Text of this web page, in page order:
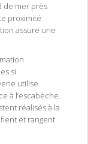
de mer près
proximité
assure une
si
utilise
à l’escabèche.
réalisés à la
et rangent